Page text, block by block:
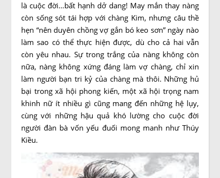
là cuộc đời…bất hạnh dở dang! May mắn thay nàng
còn sống sót tái hợp với chàng Kim, nhưng câu thề
hẹn “nên duyên chồng vợ gắn bó keo sơn” ngày nào
làm sao có thể thực hiện được, dù cho cả hai vẫn
còn yêu nhau. Sự trong trắng của nàng không còn
nữa, nàng không xứng đáng làm vợ chàng, chỉ xin
làm người bạn tri kỷ của chàng mà thôi. Những hủ
bại trong xã hội phong kiến, một xã hội trọng nam
khinh nữ ít nhiều gì cũng mang đến những hệ lụy,
cùng với những hậu quả khó lường cho cuộc đời
người đàn bà vốn yếu đuối mong manh như Thúy
Kiều.